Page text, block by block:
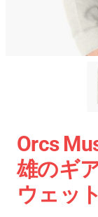
Orcs
雄のギ
ウェッ